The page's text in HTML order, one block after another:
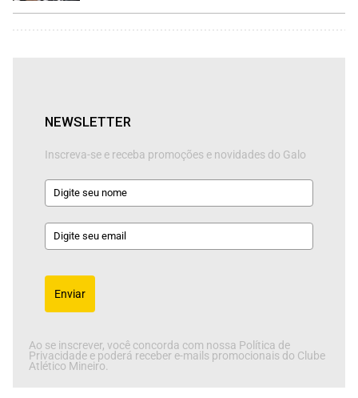
NEWSLETTER
Inscreva-se e receba promoções e novidades do Galo
Enviar
Ao se inscrever, você concorda com nossa Política de
Privacidade e poderá receber e-mails promocionais do Clube
Atlético Mineiro.